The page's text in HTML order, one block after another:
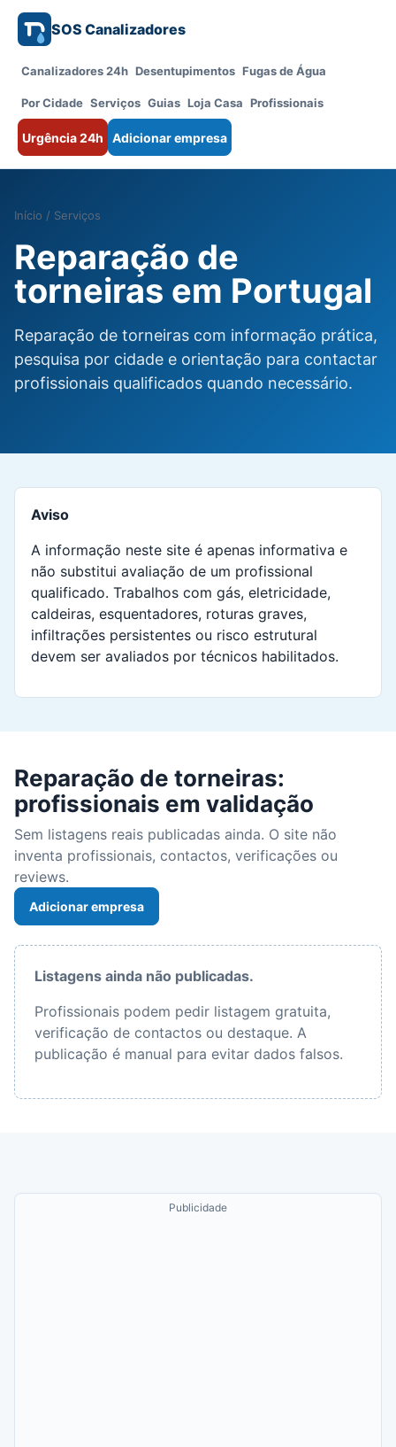
SOS Canalizadores
Canalizadores 24h Desentupimentos Fugas de Água
Por Cidade Serviços Guias Loja Casa Profissionais
Urgência 24h Adicionar empresa
Início / Serviços
Reparação de
torneiras em Portugal
Reparação de torneiras com informação prática,
pesquisa por cidade e orientação para contactar
profissionais qualificados quando necessário.
Aviso
A informação neste site é apenas informativa e
não substitui avaliação de um profissional
qualificado. Trabalhos com gás, eletricidade,
caldeiras, esquentadores, roturas graves,
infiltrações persistentes ou risco estrutural
devem ser avaliados por técnicos habilitados.
Reparação de torneiras:
profissionais em validação
Sem listagens reais publicadas ainda. O site não
inventa profissionais, contactos, verificações ou
reviews.
Adicionar empresa
Listagens ainda não publicadas.
Profissionais podem pedir listagem gratuita,
verificação de contactos ou destaque. A
publicação é manual para evitar dados falsos.
Publicidade